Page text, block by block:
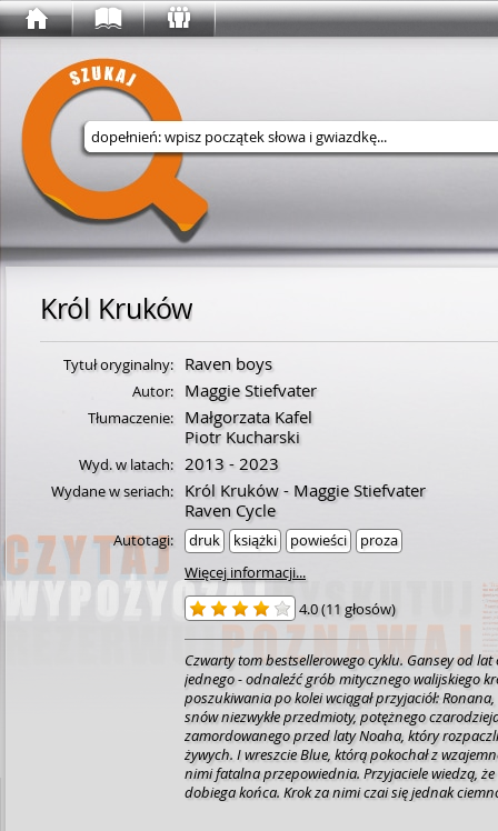
Wyszukaj w serwisie
Król Kruków
Tytuł oryginalny: Raven boys
Autor: Maggie Stiefvater
Tłumaczenie:
Małgorzata Kafel
Piotr Kucharski
Wyd. w latach: 2013 - 2023
Wydane w seriach:
Król Kruków - Maggie Stiefvater
Raven Cycle
Autotagi: druk książki powieści
proza
Więcej informacji...
4.0(11 głosów)
Czwarty tom bestsellerowego cyklu. Gansey od
jednego - odnaleźć grób mitycznego walijskiego
poszukiwania po kolei wciągał przyjaciół:
snów niezwykłe przedmioty, potężnego
zamordowanego przed laty Noaha, który
żywych. I wreszcie Blue, którą pokochał z
nimi fatalna przepowiednia. Przyjaciele wiedzą, że ich wędrówka
dobiega końca. Krok za nimi czai się jednak